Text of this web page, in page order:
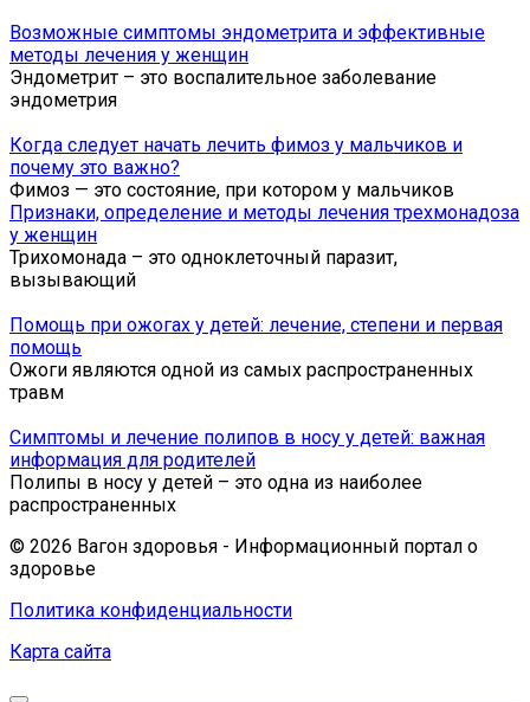
Возможные симптомы эндометрита и эффективные
методы лечения у женщин
Эндометрит – это воспалительное заболевание
эндометрия
Когда следует начать лечить фимоз у мальчиков и
почему это важно?
Фимоз — это состояние, при котором у мальчиков
Признаки, определение и методы лечения трехмонадоза
у женщин
Трихомонада – это одноклеточный паразит,
вызывающий
Помощь при ожогах у детей: лечение, степени и первая
помощь
Ожоги являются одной из самых распространенных
травм
Симптомы и лечение полипов в носу у детей: важная
информация для родителей
Полипы в носу у детей – это одна из наиболее
распространенных
© 2026 Вагон здоровья - Информационный портал о
здоровье
Политика конфиденциальности
Карта сайта